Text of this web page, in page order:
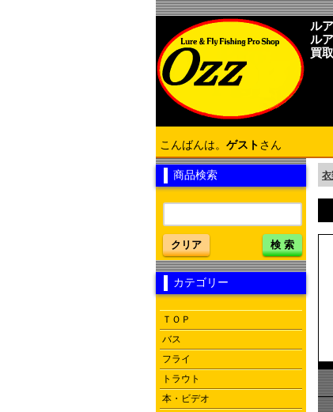
ル
ル
買
こんばんは。 ゲスト さん
商品検索
クリア 検 索
カテゴリー
ＴＯＰ
バス
フライ
トラウト
本・ビデオ